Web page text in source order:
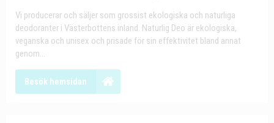
Vi producerar och säljer som grossist ekologiska och naturliga
deodoranter i Västerbottens inland. Naturlig Deo är ekologiska,
veganska och unisex och prisade för sin effektivitet bland annat
genom...
Besök hemsidan